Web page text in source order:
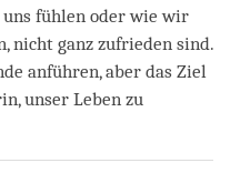
fühlen oder wie wir
nicht ganz zufrieden sind.
anführen, aber das Ziel
unser Leben zu